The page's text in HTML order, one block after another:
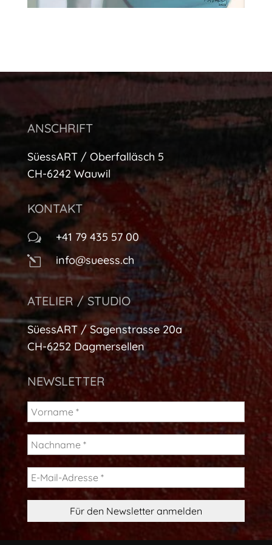
ANSCHRIFT
SüessART / Oberfalläsch 5
CH-6242 Wauwil
KONTAKT
w +41 79 435 57 00
l info@sueess.ch
ATELIER / STUDIO
SüessART / Sagenstrasse 20a
CH-6252 Dagmersellen
NEWSLETTER